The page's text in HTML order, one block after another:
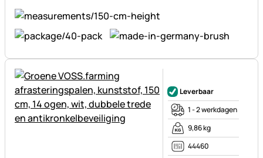
Leverbaar
1 - 2 werkdagen
9,86 kg
44460